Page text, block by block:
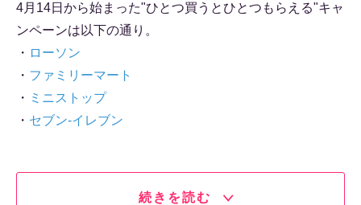
4月14日から始まった"ひとつ買うとひとつもらえる"キャ
ンペーンは以下の通り。
・ ローソン
・ ファミリーマート
・ ミニストップ
・ セブン-イレブン
続きを読む